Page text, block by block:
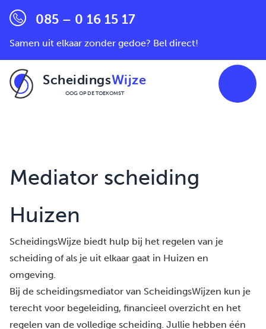
085 – 0 16 15 17
Samen uit elkaar zonder gedoe? Bel direct!
ScheidingsWijze
OOG OP DE TOEKOMST
Mediator scheiding
Huizen
ScheidingsWijze biedt hulp bij het regelen van je
scheiding of als je uit elkaar gaat in Huizen en
omgeving.
Bij de scheidingsmediator van ScheidingsWijzen kun je
terecht voor begeleiding, financieel overzicht en het
regelen van de volledige scheiding. Jullie hebben één